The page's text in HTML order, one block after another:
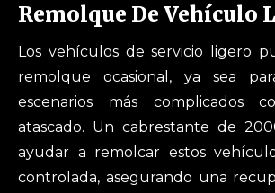
Remolque De Vehículo
Los vehículos de servicio ligero
remolque ocasional, ya sea
escenarios más complicados
atascado. Un cabrestante de
ayudar a remolcar estos
controlada, asegurando una